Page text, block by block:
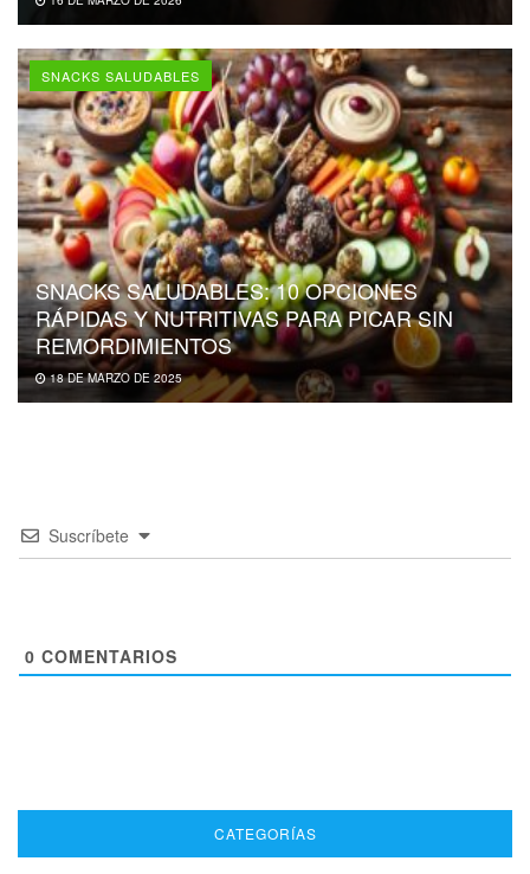
SNACKS SALUDABLES
SNACKS SALUDABLES: 10 OPCIONES
RÁPIDAS Y NUTRITIVAS PARA PICAR SIN
REMORDIMIENTOS
18 DE MARZO DE 2025
Suscríbete
0 COMENTARIOS
CATEGORÍAS